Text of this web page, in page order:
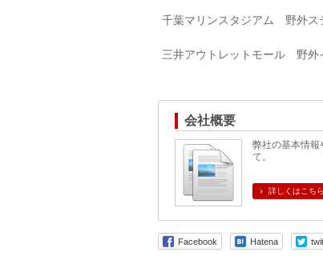
千葉マリンスタジアム 野外ス
三井アウトレットモール 野外
会社概要
弊社の基本情報
て。
詳しくはこちら
Facebook Hatena